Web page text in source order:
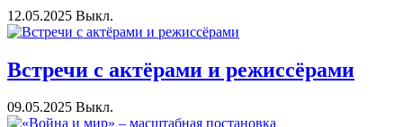
12.05.2025 Выкл.
Встречи с актёрами и режиссёрами
09.05.2025 Выкл.